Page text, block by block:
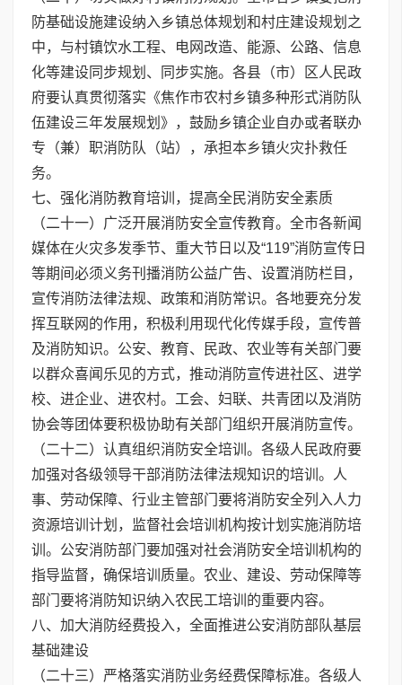
防基础设施建设纳入乡镇总体规划和村庄建设规划之
中，与村镇饮水工程、电网改造、能源、公路、信息
化等建设同步规划、同步实施。各县（市）区人民政
府要认真贯彻落实《焦作市农村乡镇多种形式消防队
伍建设三年发展规划》，鼓励乡镇企业自办或者联办
专（兼）职消防队（站），承担本乡镇火灾扑救任
务。
七、强化消防教育培训，提高全民消防安全素质
（二十一）广泛开展消防安全宣传教育。全市各新闻
媒体在火灾多发季节、重大节日以及“119”消防宣传日
等期间必须义务刊播消防公益广告、设置消防栏目，
宣传消防法律法规、政策和消防常识。各地要充分发
挥互联网的作用，积极利用现代化传媒手段，宣传普
及消防知识。公安、教育、民政、农业等有关部门要
以群众喜闻乐见的方式，推动消防宣传进社区、进学
校、进企业、进农村。工会、妇联、共青团以及消防
协会等团体要积极协助有关部门组织开展消防宣传。
（二十二）认真组织消防安全培训。各级人民政府要
加强对各级领导干部消防法律法规知识的培训。人
事、劳动保障、行业主管部门要将消防安全列入人力
资源培训计划，监督社会培训机构按计划实施消防培
训。公安消防部门要加强对社会消防安全培训机构的
指导监督，确保培训质量。农业、建设、劳动保障等
部门要将消防知识纳入农民工培训的重要内容。
八、加大消防经费投入，全面推进公安消防部队基层
基础建设
（二十三）严格落实消防业务经费保障标准。各级人